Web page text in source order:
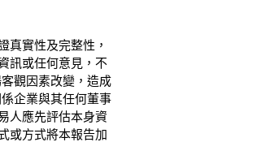
真實性及完整性，
訊或任何意見，不
觀因素改變，造成
企業與其任何董事
人應先評估本身資
或方式將本報告加